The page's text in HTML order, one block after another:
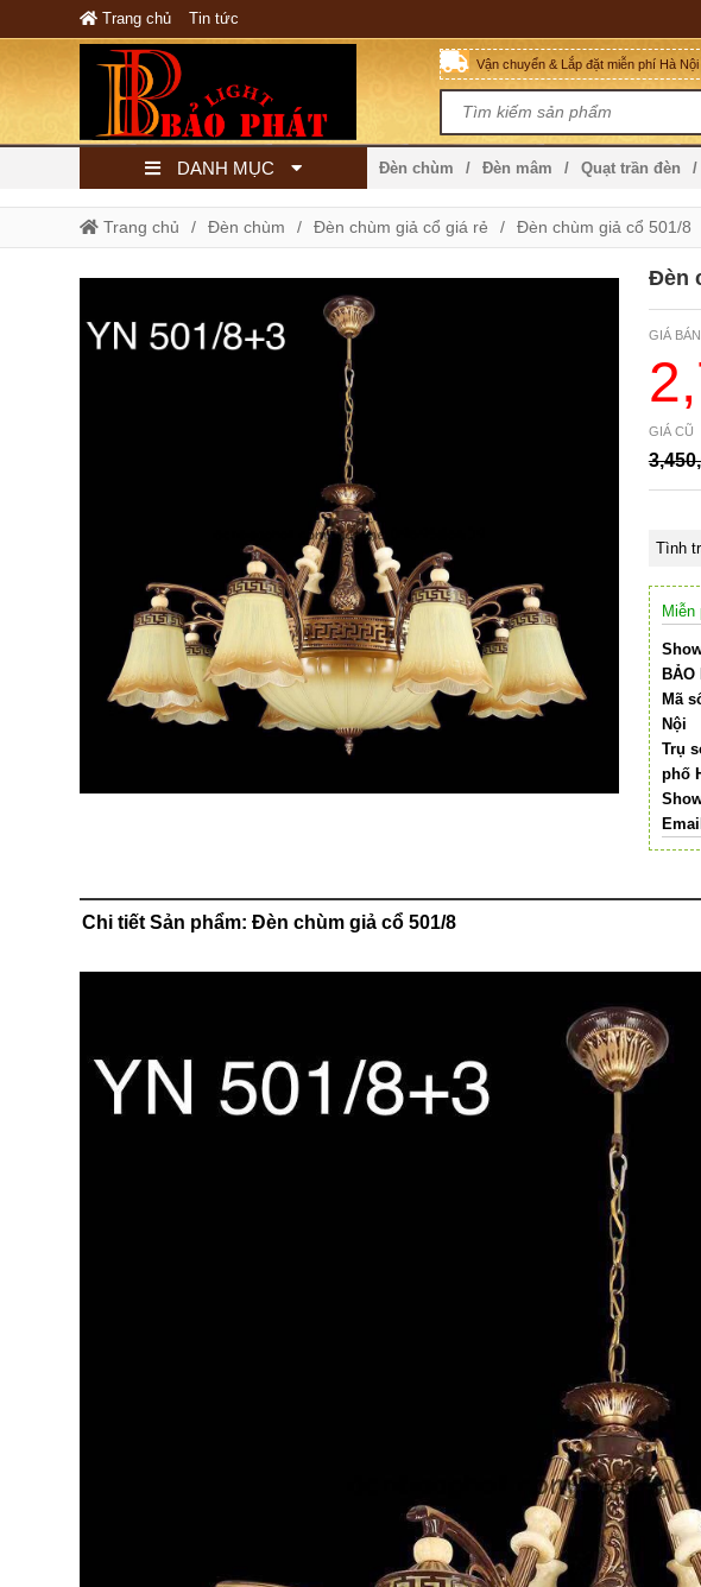
Trang chủ Tin tức
Vận chuyển & Lắp đặt miễn phí Hà Nội
DANH MỤC Đèn chùm Đèn mâm Quạt trần đèn
Trang chủ Đèn chùm Đèn chùm giả cổ giá rẻ Đèn chùm giả cổ 501/8
Đèn
GIÁ BÁN
GIÁ CŨ
Tình
BẢO
Mã
Nội
Trụ
phố
Chi tiết Sản phẩm: Đèn chùm giả cổ 501/8